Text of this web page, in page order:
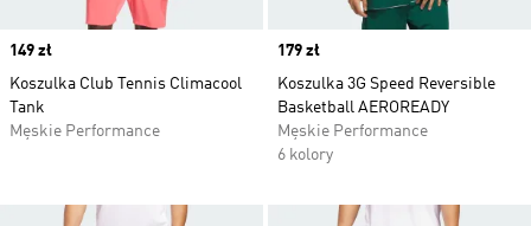
Price
149 zł
Koszulka Club Tennis Climacool
Tank
Męskie Performance
Price
179 zł
Koszulka 3G Speed Reversible
Basketball AEROREADY
Męskie Performance
6 kolory